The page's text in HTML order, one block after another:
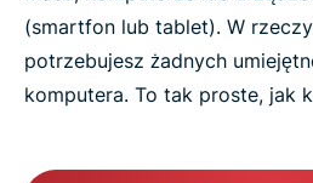
Coś więcej niż najłatwiejszy
(smartfon lub tablet). W
potrzebujesz żadnych
komputera. To tak proste, jak